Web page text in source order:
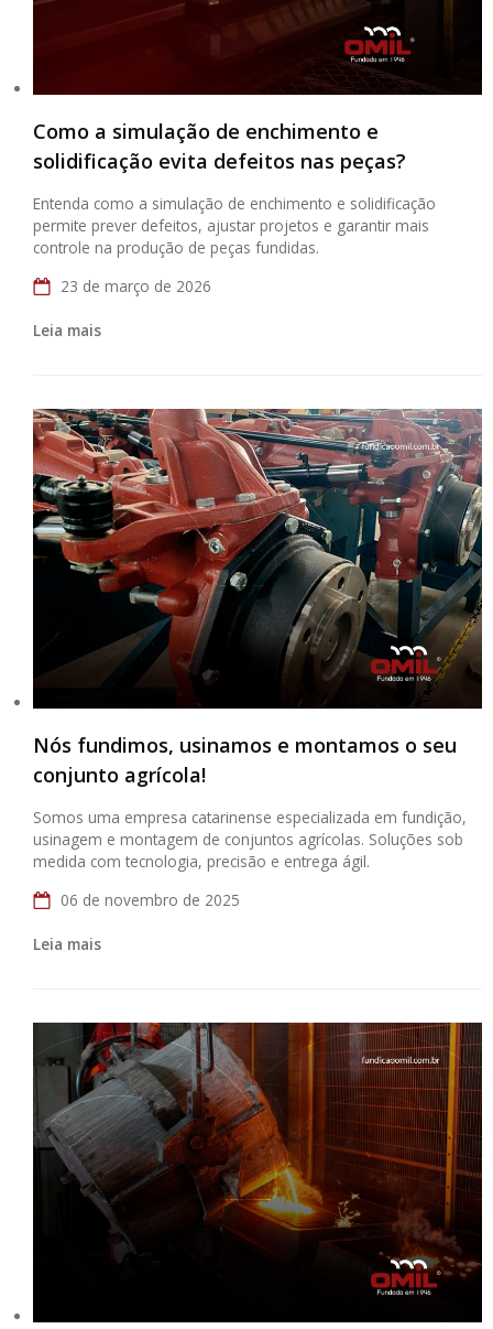
Como a simulação de enchimento e
solidificação evita defeitos nas peças?
Entenda como a simulação de enchimento e solidificação
permite prever defeitos, ajustar projetos e garantir mais
controle na produção de peças fundidas.
23 de março de 2026
Leia mais
Nós fundimos, usinamos e montamos o seu
conjunto agrícola!
Somos uma empresa catarinense especializada em fundição,
usinagem e montagem de conjuntos agrícolas. Soluções sob
medida com tecnologia, precisão e entrega ágil.
06 de novembro de 2025
Leia mais